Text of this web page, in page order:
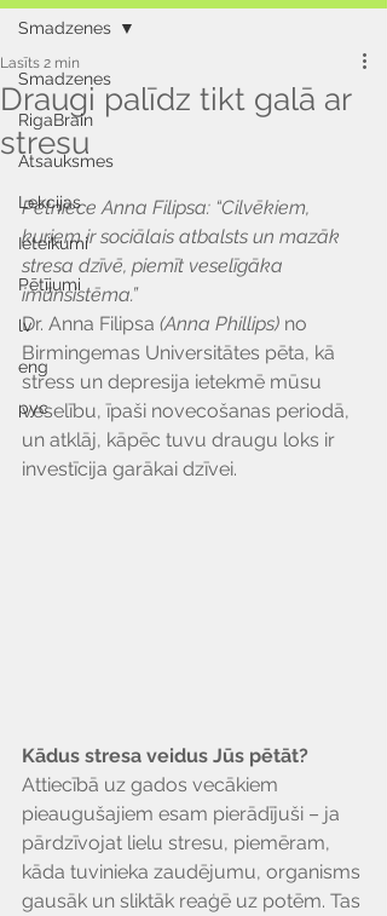
Smadzenes
RigaBrain
Atsauksmes
Lekcijas
Ieteikumi
Pētījumi
lv
eng
рус
Smadzenes
Draugi palīdz tikt galā ar
stresu
Lasīts 2 min
Pētniece Anna Filipsa: “Cilvēkiem,
kuriem ir sociālais atbalsts un mazāk
stresa dzīvē, piemīt veselīgāka
imūnsistēma.”
Dr. Anna Filipsa (Anna Phillips) no
Birmingemas Universitātes pēta, kā
stress un depresija ietekmē mūsu
veselību, īpaši novecošanas periodā,
un atklāj, kāpēc tuvu draugu loks ir
investīcija garākai dzīvei.
Kādus stresa veidus Jūs pētāt?
Attiecībā uz gados vecākiem
pieaugušajiem esam pierādījuši – ja
pārdzīvojat lielu stresu, piemēram,
kāda tuvinieka zaudējumu, organisms
gausāk un sliktāk reaģē uz potēm. Tas